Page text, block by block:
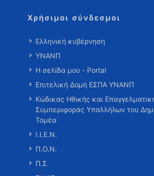
Χρήσιμοι σύνδεσμοι
Ελληνική κυβέρνηση
ΥΝΑΝΠ
Η σελίδα μου - Portal
Επιτελική Δομή ΕΣΠΑ ΥΝΑΝΠ
Κώδικας Ηθικής και
Συμπεριφοράς Υπαλλήλων του
Τομέα
Ι.Ι.Ε.Ν.
Π.Ο.Ν.
Π.Σ.